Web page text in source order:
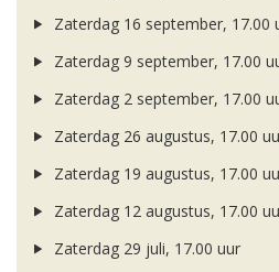
Zaterdag 16 september, 17.00
Zaterdag 9 september, 17.00
Zaterdag 2 september, 17.00
Zaterdag 26 augustus, 17.00
Zaterdag 19 augustus, 17.00
Zaterdag 12 augustus, 17.00
Zaterdag 29 juli, 17.00 uur